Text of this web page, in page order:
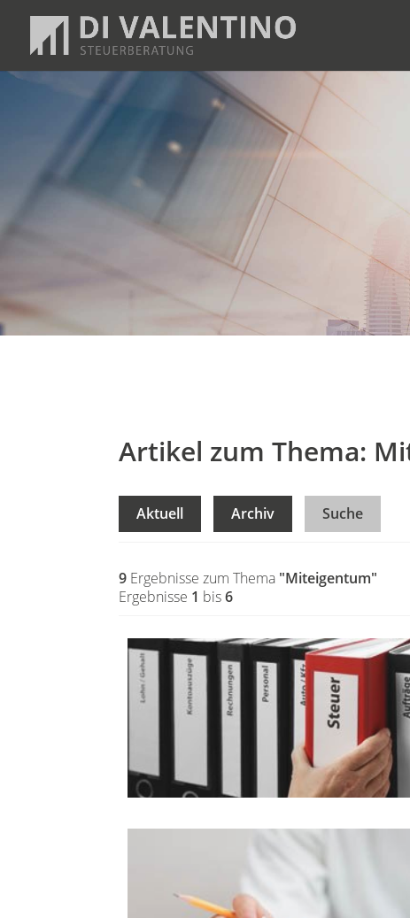
Artikel zum Thema:
Aktuell Archiv Suche
9 Ergebnisse zum Thema "Miteigentum"
Ergebnisse 1 bis6